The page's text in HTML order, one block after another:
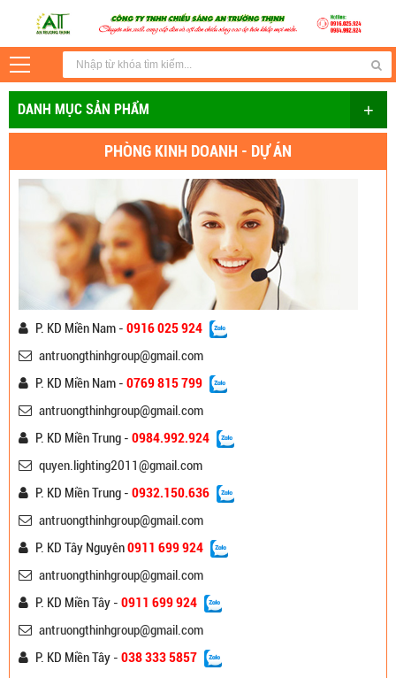
DANH MỤC SẢN PHẨM +
PHÒNG KINH DOANH - DỰ ÁN
P. KD Miền Nam - 0916 025 924
antruongthinhgroup@gmail.com
P. KD Miền Nam - 0769 815 799
antruongthinhgroup@gmail.com
P. KD Miền Trung - 0984.992.924
quyen.lighting2011@gmail.com
P. KD Miền Trung - 0932.150.636
antruongthinhgroup@gmail.com
P. KD Tây Nguyên0911 699 924
antruongthinhgroup@gmail.com
P. KD Miền Tây - 0911 699 924
antruongthinhgroup@gmail.com
P. KD Miền Tây - 038 333 5857